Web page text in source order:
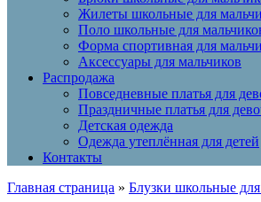
Жилеты школьные для
Поло школьные для
Форма спортивная для
Аксессуары для мальчиков
Распродажа
Повседневные платья для
Праздничные платья для
Детская одежда
Одежда утеплённая для детей
Контакты
Главная страница » Блузки школьные